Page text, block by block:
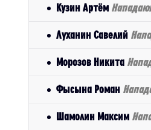
Кузин Артём
Луханин Савелий
Морозов Никита
Фысына Роман
Шамолин Максим